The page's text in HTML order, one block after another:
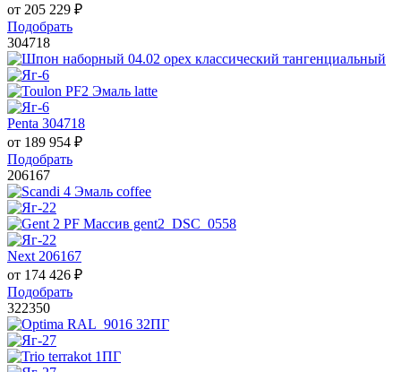
от 205 229 ₽
Подобрать
304718
Penta 304718
от 189 954 ₽
Подобрать
206167
Next 206167
от 174 426 ₽
Подобрать
322350